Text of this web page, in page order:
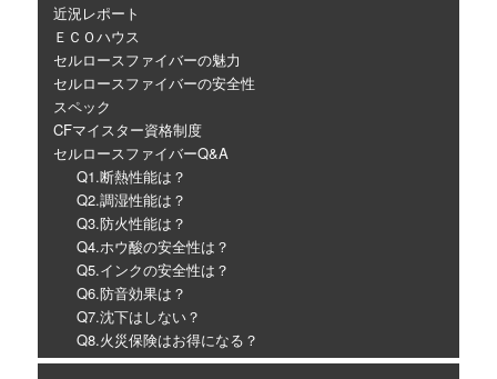
近況レポート
ＥＣＯハウス
セルロースファイバーの魅力
セルロースファイバーの安全性
スペック
CFマイスター資格制度
セルロースファイバーQ&A
Q1.断熱性能は？
Q2.調湿性能は？
Q3.防火性能は？
Q4.ホウ酸の安全性は？
Q5.インクの安全性は？
Q6.防音効果は？
Q7.沈下はしない？
Q8.火災保険はお得になる？